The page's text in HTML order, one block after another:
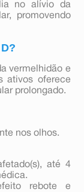
no alívio da
promovendo
vermelhidão e
ativos oferece
prolongado.
nos olhos.
até 4
rebote e